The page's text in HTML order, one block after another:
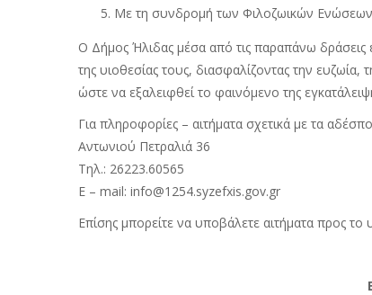
Με τη συνδρομή των Φιλοζωικών Ενώσεων
Ο Δήμος Ήλιδας μέσα από τις παραπάνω
της υιοθεσίας τους, διασφαλίζοντας την
ώστε να εξαλειφθεί το φαινόμενο της
Για πληροφορίες – αιτήματα σχετικά με τα
Αντωνιού Πετραλιά 36
Τηλ.: 26223.60565
Ε – mail: info@1254.syzefxis.gov.gr
Επίσης μπορείτε να υποβάλετε αιτήματα προς